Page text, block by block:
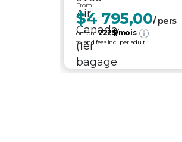
From
$4 795,00/ pers
or from222$/mois
tx. and fees incl. per adult